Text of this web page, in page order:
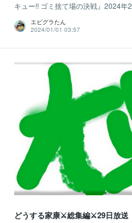
キュー!! ゴミ捨て場の決戦』2024年
エビグラたん
2024/01/01 03:57
どうする家康⚔総集編⚔29日放送